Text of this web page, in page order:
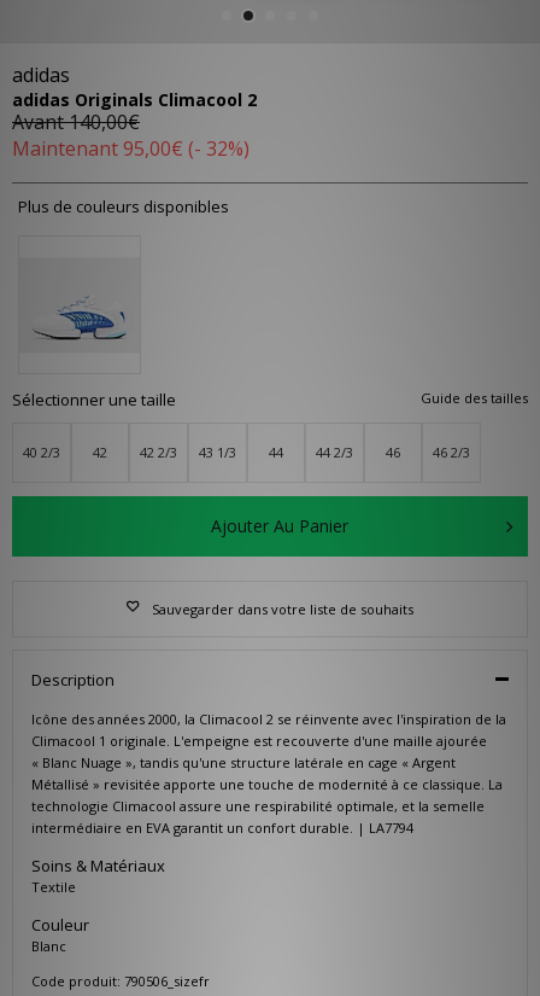
adidas
adidas Originals Climacool 2
Avant140,00€
Maintenant 95,00€ (- 32%)
Plus de couleurs disponibles
Guide des tailles
Sélectionner une taille
40 2/3 42 42 2/3 43 1/3 44 44 2/3 46 46 2/3
Ajouter Au Panier
Sauvegarder dans votre liste de souhaits
Description
Icône des années 2000, la Climacool 2 se réinvente avec l'inspiration de la
Climacool 1 originale. L'empeigne est recouverte d'une maille ajourée
« Blanc Nuage », tandis qu'une structure latérale en cage « Argent
Métallisé » revisitée apporte une touche de modernité à ce classique. La
technologie Climacool assure une respirabilité optimale, et la semelle
intermédiaire en EVA garantit un confort durable. | LA7794
Soins & Matériaux
Textile
Couleur
Blanc
Code produit: 790506_sizefr